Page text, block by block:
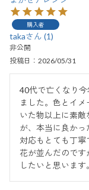
購入者
taka 1
非公開
投稿日
2026/05/31
40代で亡くなり
ました。色とイ
いた物以上に素
が、本当に良かっ
対応もとても丁
花が並んだので
したいと思います。